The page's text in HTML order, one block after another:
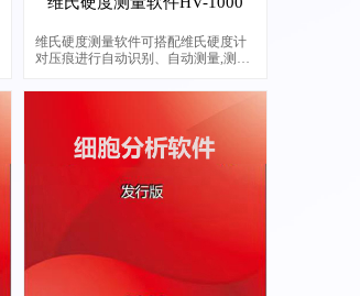
维氏硬度测量软件可搭配维氏硬度计
对压痕进行自动识别、自动测量,测量